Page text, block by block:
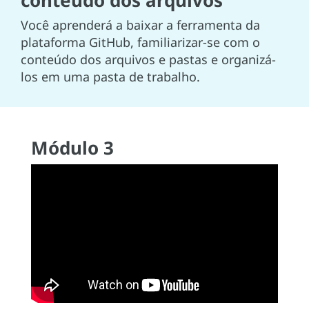
Você aprenderá a baixar a ferramenta da
plataforma GitHub, familiarizar-se com o
conteúdo dos arquivos e pastas e organizá-
los em uma pasta de trabalho.
Módulo 3